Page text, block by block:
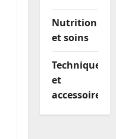
Nutrition
et soins
Techniques
et
accessoires